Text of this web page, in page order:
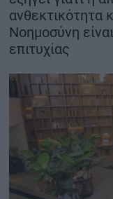
ΨΗΦΙΑΚΟΣ
MY
ανθεκτικότητα
Νοημοσύνη
επιτυχίας